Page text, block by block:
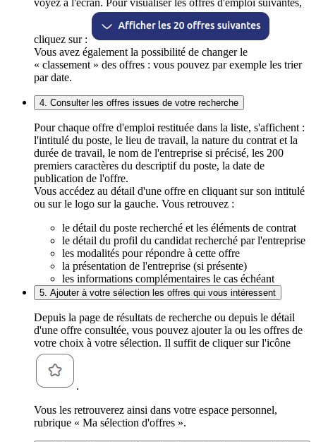
voyez à l'écran. Pour visualiser les offres d'emploi suivantes,
cliquez sur :
Vous avez également la possibilité de changer le
« classement » des offres : vous pouvez par exemple les trier
par date.
4. Consulter les offres issues de votre recherche
Pour chaque offre d'emploi restituée dans la liste, s'affichent :
l'intitulé du poste, le lieu de travail, la nature du contrat et la
durée de travail, le nom de l'entreprise si précisé, les 200
premiers caractères du descriptif du poste, la date de
publication de l'offre.
Vous accédez au détail d'une offre en cliquant sur son intitulé
ou sur le logo sur la gauche. Vous retrouvez :
le détail du poste recherché et les éléments de contrat
le détail du profil du candidat recherché par l'entreprise
les modalités pour répondre à cette offre
la présentation de l'entreprise (si présente)
les informations complémentaires le cas échéant
5. Ajouter à votre sélection les offres qui vous intéressent
Depuis la page de résultats de recherche ou depuis le détail
d'une offre consultée, vous pouvez ajouter la ou les offres de
votre choix à votre sélection. Il suffit de cliquer sur l'icône
.
Vous les retrouverez ainsi dans votre espace personnel,
rubrique « Ma sélection d'offres ».